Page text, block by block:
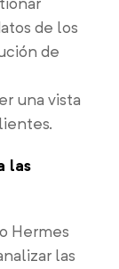
de los
de
una vista
las
Hermes
las